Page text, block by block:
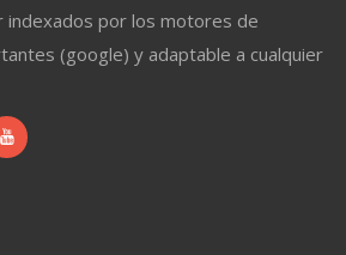
indexados por los motores de
(google) y adaptable a cualquier